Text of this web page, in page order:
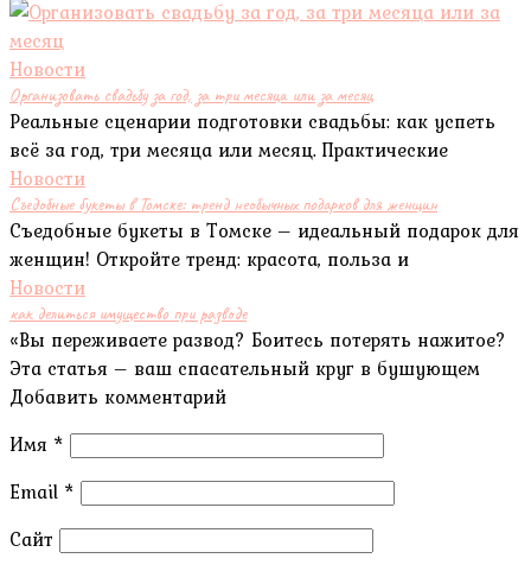
Новости
Организовать свадьбу за год, за три месяца или за месяц
Реальные сценарии подготовки свадьбы: как успеть
всё за год, три месяца или месяц. Практические
Новости
Съедобные букеты в Томске: тренд необычных подарков для женщин
Съедобные букеты в Томске – идеальный подарок для
женщин! Откройте тренд: красота, польза и
Новости
как делиться имущество при разводе
«Вы переживаете развод? Боитесь потерять нажитое?
Эта статья – ваш спасательный круг в бушующем
Добавить комментарий
Имя *
Email *
Сайт